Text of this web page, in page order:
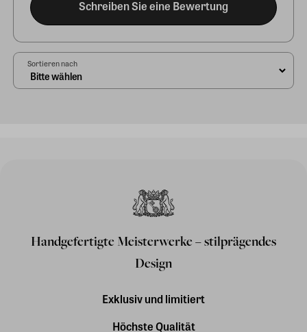
Schreiben Sie eine Bewertung
Sortieren nach
Handgefertigte Meisterwerke – stilprägendes
Design
Exklusiv und limitiert
Höchste Qualität